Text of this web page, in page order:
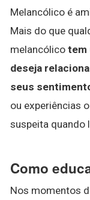
Melancólico é
Mais do que
melancólico tem
deseja
seus
ou experiências
suspeita quando
Como
Nos momentos